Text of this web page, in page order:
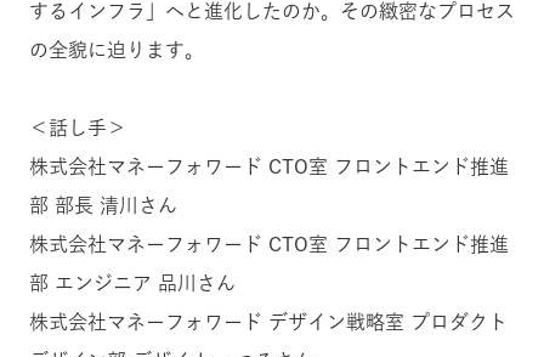
するインフラ」へと進化したのか。その緻密なプロセス
の全貌に迫ります。
＜話し手＞
株式会社マネーフォワード CTO室 フロントエンド推進
部 部長 清川さん
株式会社マネーフォワード CTO室 フロントエンド推進
部 エンジニア 品川さん
株式会社マネーフォワード デザイン戦略室 プロダクト